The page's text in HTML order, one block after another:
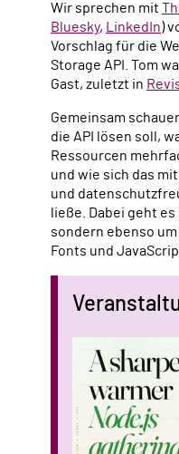
Wir sprechen mit
Bluesky, LinkedIn)
Vorschlag für die
Storage API. Tom
Gast, zuletzt in
Gemeinsam
die API lösen soll,
Ressourcen
und wie sich das
und
ließe. Dabei geht
sondern ebenso
Fonts und